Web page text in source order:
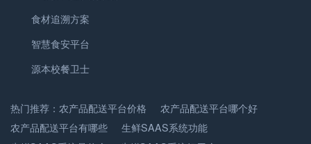
食材追溯方案
智慧食安平台
源本校餐卫士
热门推荐： 农产品配送平台价格
农产品配送平台哪个好
农产品配送平台有哪些
生鲜SAAS系统功能